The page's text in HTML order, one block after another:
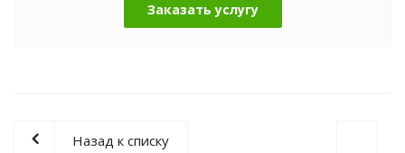
Заказать услугу
Назад к списку